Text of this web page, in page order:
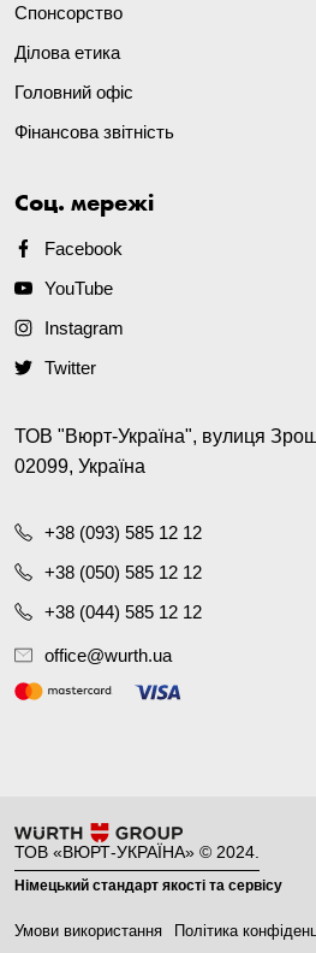
Спонсорство
Ділова етика
Головний офіс
Фінансова звітність
Соц. мережі
Facebook
YouTube
Instagram
Twitter
ТОВ "Вюрт-Україна", вулиця
02099, Україна
+38 (093) 585 12 12
+38 (050) 585 12 12
+38 (044) 585 12 12
office@wurth.ua
ТОВ «ВЮРТ-УКРАЇНА» © 2024.
Німецький стандарт якості та сервісу
Умови використання Політика